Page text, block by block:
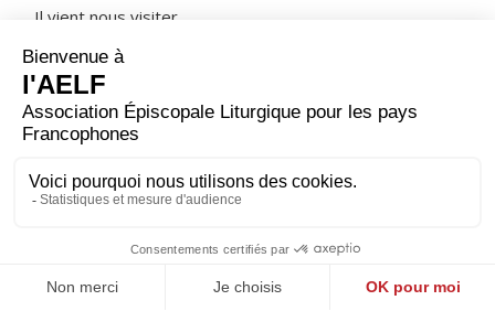
Il vient nous visiter,
ORAISON
Dieu qui as dit de mettre à part saint Barnabé, cet
homme plein de foi et de l'Esprit Saint, pour qu'il porte
Christ, dont il fut l'Apôtre courageux, soit encore
annoncé fidèlement en paroles et en actes.